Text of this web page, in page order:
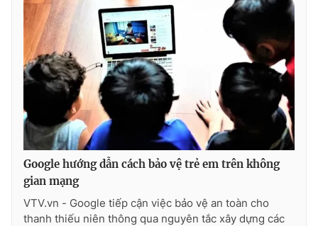
Google hướng dẫn cách bảo vệ trẻ em trên không
gian mạng
VTV.vn - Google tiếp cận việc bảo vệ an toàn cho
thanh thiếu niên thông qua nguyên tắc xây dựng các